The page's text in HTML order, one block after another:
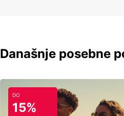
Današnje posebne
DO
15%